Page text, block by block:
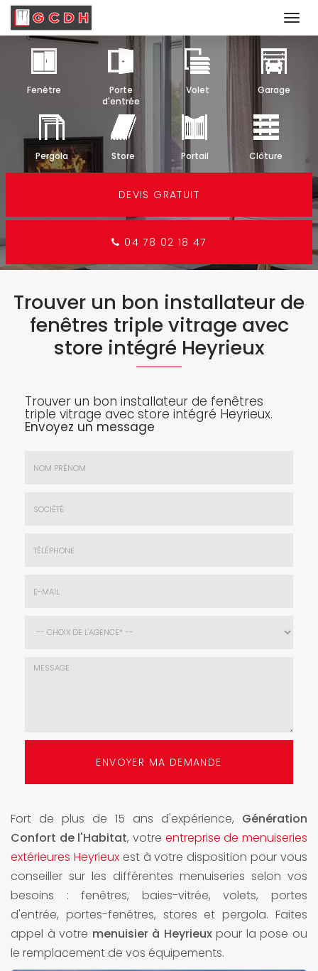
contenu
Fenêtre
Porte
d'entrée
Volet Garage
Pergola Store Portail Clôture
DEVIS GRATUIT
04 78 02 18 47
Trouver un bon installateur de
fenêtres triple vitrage avec
store intégré Heyrieux
Trouver un bon installateur de fenêtres
triple vitrage avec store intégré Heyrieux.
Envoyez un message
mail
Message
ENVOYER MA DEMANDE
Fort de plus de 15 ans d'expérience, Génération
Confort de l'Habitat, votre entreprise de menuiseries
extérieures Heyrieuxest à votre disposition pour vous
conseiller sur les différentes menuiseries selon vos
besoins : fenêtres, baies-vitrée, volets, portes
d'entrée, portes-fenêtres, stores et pergola. Faites
appel à votre menuisier à Heyrieuxpour la pose ou
le remplacement de vos équipements.